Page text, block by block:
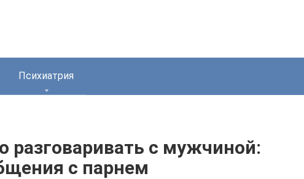
Психиатрия
разговаривать с мужчиной:
с парнем